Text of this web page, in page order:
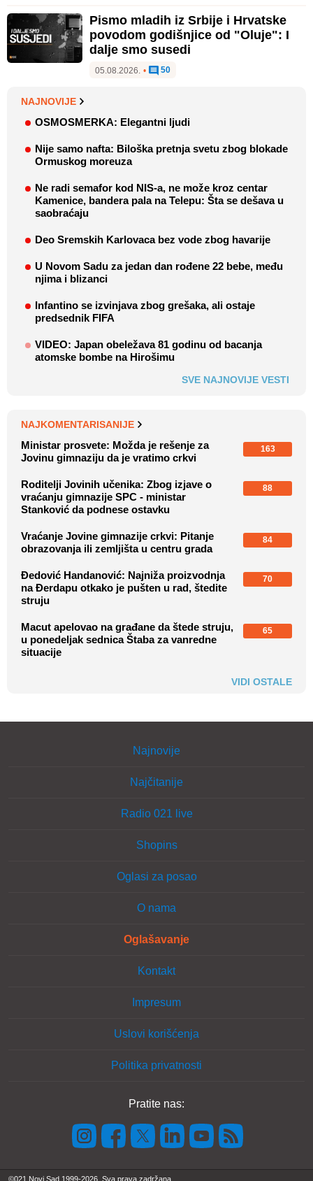
Pismo mladih iz Srbije i Hrvatske
povodom godišnjice od "Oluje": I
dalje smo susedi
05.08.2026. • 50
NAJNOVIJE
OSMOSMERKA: Elegantni ljudi
Nije samo nafta: Biloška pretnja svetu zbog blokade
Ormuskog moreuza
Ne radi semafor kod NIS-a, ne može kroz centar
Kamenice, bandera pala na Telepu: Šta se dešava u
saobraćaju
Deo Sremskih Karlovaca bez vode zbog havarije
U Novom Sadu za jedan dan rođene 22 bebe, među
njima i blizanci
Infantino se izvinjava zbog grešaka, ali ostaje
predsednik FIFA
VIDEO: Japan obeležava 81 godinu od bacanja
atomske bombe na Hirošimu
SVE NAJNOVIJE VESTI
NAJKOMENTARISANIJE
Ministar prosvete: Možda je rešenje za
Jovinu gimnaziju da je vratimo crkvi
163
Roditelji Jovinih učenika: Zbog izjave o
vraćanju gimnazije SPC - ministar
Stanković da podnese ostavku
88
Vraćanje Jovine gimnazije crkvi: Pitanje
obrazovanja ili zemljišta u centru grada
84
Đedović Handanović: Najniža proizvodnja
na Đerdapu otkako je pušten u rad, štedite
struju
70
Macut apelovao na građane da štede struju,
u ponedeljak sednica Štaba za vanredne
situacije
65
VIDI OSTALE
Najnovije
Najčitanije
Radio 021 live
Shopins
Oglasi za posao
O nama
Oglašavanje
Kontakt
Impresum
Uslovi korišćenja
Politika privatnosti
Pratite nas:
©021 Novi Sad 1999-2026. Sva prava zadržana.